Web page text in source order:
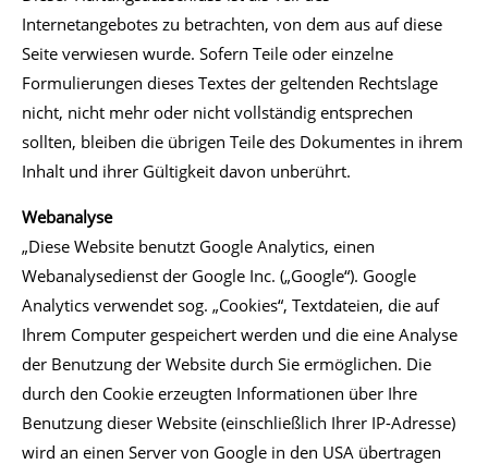
Internetangebotes zu betrachten, von dem aus auf diese
Seite verwiesen wurde. Sofern Teile oder einzelne
Formulierungen dieses Textes der geltenden Rechtslage
nicht, nicht mehr oder nicht vollständig entsprechen
sollten, bleiben die übrigen Teile des Dokumentes in ihrem
Inhalt und ihrer Gültigkeit davon unberührt.
Webanalyse
„Diese Website benutzt Google Analytics, einen
Webanalysedienst der Google Inc. („Google“). Google
Analytics verwendet sog. „Cookies“, Textdateien, die auf
Ihrem Computer gespeichert werden und die eine Analyse
der Benutzung der Website durch Sie ermöglichen. Die
durch den Cookie erzeugten Informationen über Ihre
Benutzung dieser Website (einschließlich Ihrer IP-Adresse)
wird an einen Server von Google in den USA übertragen